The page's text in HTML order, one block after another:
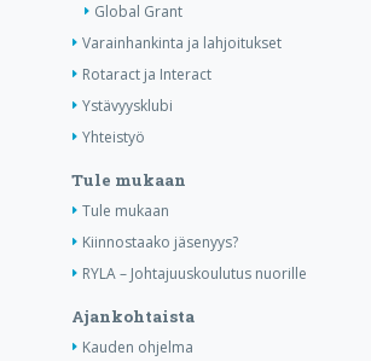
Global Grant
Varainhankinta ja lahjoitukset
Rotaract ja Interact
Ystävyysklubi
Yhteistyö
Tule mukaan
Tule mukaan
Kiinnostaako jäsenyys?
RYLA – Johtajuuskoulutus nuorille
Ajankohtaista
Kauden ohjelma